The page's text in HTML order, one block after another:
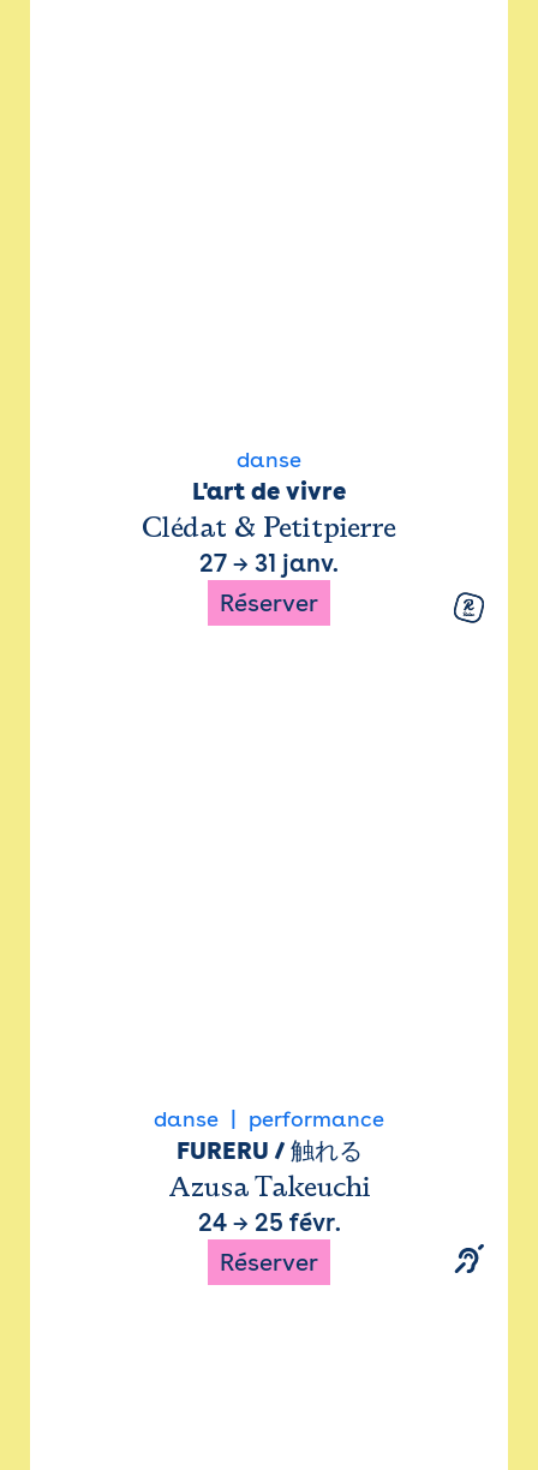
danse
L'art de vivre
Clédat & Petitpierre
27 → 31 janv.
Réserver
danse performance
FURERU / 触れる
Azusa Takeuchi
24→ 25 févr.
Réserver